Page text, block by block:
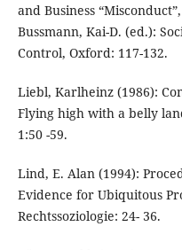
and Business
Bussmann, Kai-D. (ed.):
Control, Oxford: 117-132.
Liebl, Karlheinz (1986):
Flying high with a belly
1:50 -59.
Lind, E. Alan (1994):
Evidence for Ubiquitous
Rechtssoziologie: 24- 36.